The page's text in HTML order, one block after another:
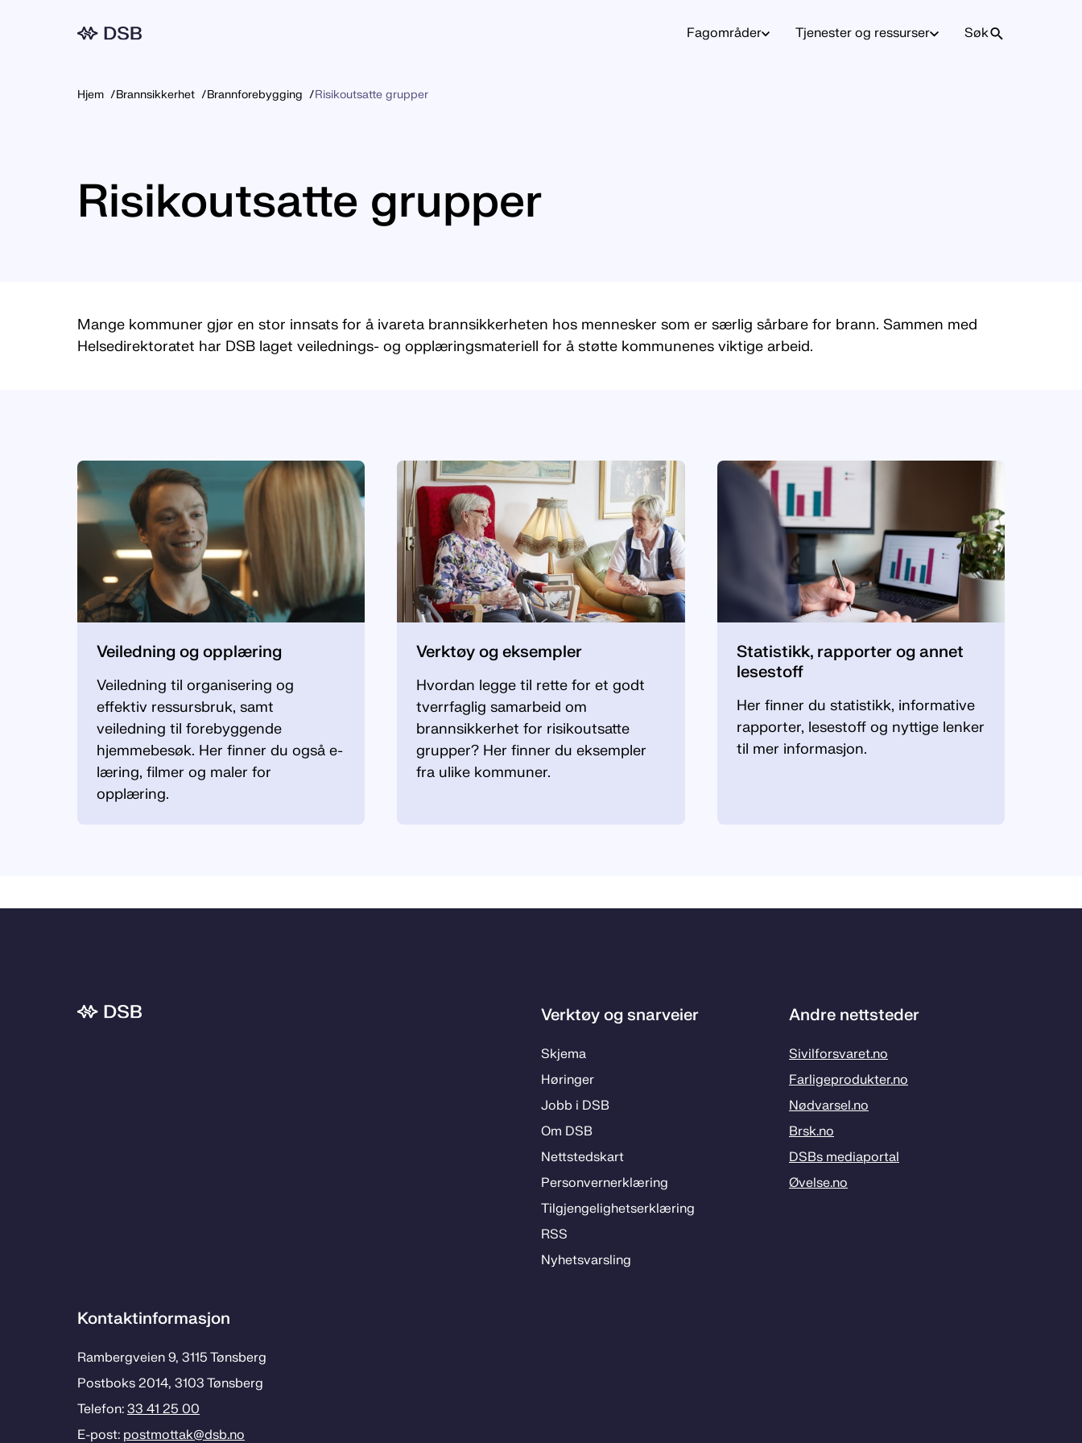
Fagområder Tjenester og ressurser Søk
Hjem Brannsikkerhet Brannforebygging Risikoutsatte grupper
Risikoutsatte grupper
Mange kommuner gjør en stor innsats for å ivareta brannsikkerheten hos mennesker som er særlig sårbare for brann. Sammen med
Helsedirektoratet har DSB laget veilednings- og opplæringsmateriell for å støtte kommunenes viktige arbeid.
Innganger
Veiledning og opplæring
Veiledning til organisering og
effektiv ressursbruk, samt
veiledning til forebyggende
hjemmebesøk. Her finner du også e-
læring, filmer og maler for
opplæring.
Verktøy og eksempler
Hvordan legge til rette for et godt
tverrfaglig samarbeid om
brannsikkerhet for risikoutsatte
grupper? Her finner du eksempler
fra ulike kommuner.
Statistikk, rapporter og annet
lesestoff
Her finner du statistikk, informative
rapporter, lesestoff og nyttige lenker
til mer informasjon.
Verktøy og snarveier
Skje­­ma
Hø­rin­­ger
Jobb i DSB
Om DSB
Nett­steds­­kart
Per­­son­ver­n­er­klæ­­ring
Til­­­gjen­­ge­­lig­hets­­er­klæ­­ring
RSS
Ny­hets­­vars­­ling
Andre nettsteder
Sivilforsvaret.no
Farligeprodukter.no
Nødvarsel.no
Brsk.no
DSBs mediaportal
Øvelse.no
Kontaktinformasjon
Rambergveien 9, 3115 Tønsberg
Postboks 2014, 3103 Tønsberg
Telefon: 33 41 25 00
E-post: postmottak­@dsb.no